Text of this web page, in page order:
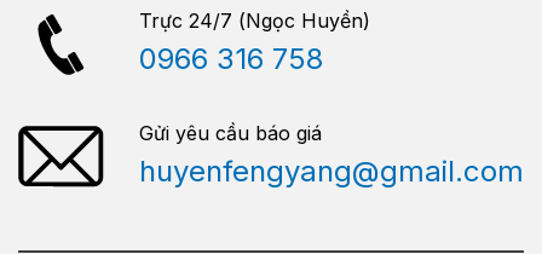
Trực 24/7 (Ngọc Huyền)
0966 316 758
Gửi yêu cầu báo giá
huyenfengyang@gmail.com